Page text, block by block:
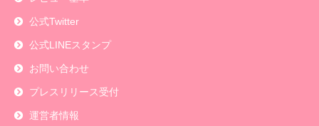
公式Twitter
公式LINEスタンプ
お問い合わせ
プレスリリース受付
運営者情報